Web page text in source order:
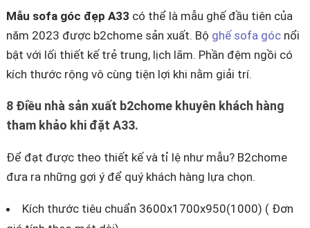
Mẫu sofa góc đẹp A33 có thể là mẫu ghế đầu tiên của
năm 2023 được b2chome sản xuất. Bộ ghế sofa góc nổi
bật với lối thiết kế trẻ trung, lịch lãm. Phần đệm ngồi có
kích thước rộng vô cùng tiện lợi khi nằm giải trí.
8 Điều nhà sản xuất b2chome khuyên khách hàng
tham khảo khi đặt A33.
Để đạt được theo thiết kế và tỉ lệ như mẫu? B2chome
đưa ra những gợi ý để quý khách hàng lựa chọn.
Kích thước tiêu chuẩn 3600x1700x950(1000) ( Đơn